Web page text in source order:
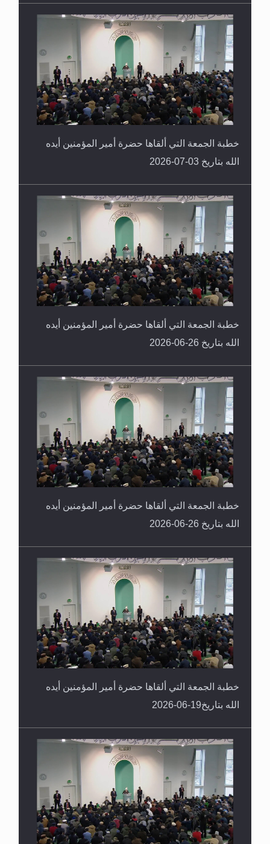
خطبة الجمعة التي ألقاها حضرة أمير المؤمنين أيده
الله بتاريخ 03-07-2026
خطبة الجمعة التي ألقاها حضرة أمير المؤمنين أيده
الله بتاريخ 26-06-2026
خطبة الجمعة التي ألقاها حضرة أمير المؤمنين أيده
الله بتاريخ 26-06-2026
خطبة الجمعة التي ألقاها حضرة أمير المؤمنين أيده
الله بتاريخ19-06-2026